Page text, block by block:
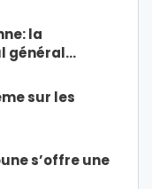
la
général…
sur les
s’offre une